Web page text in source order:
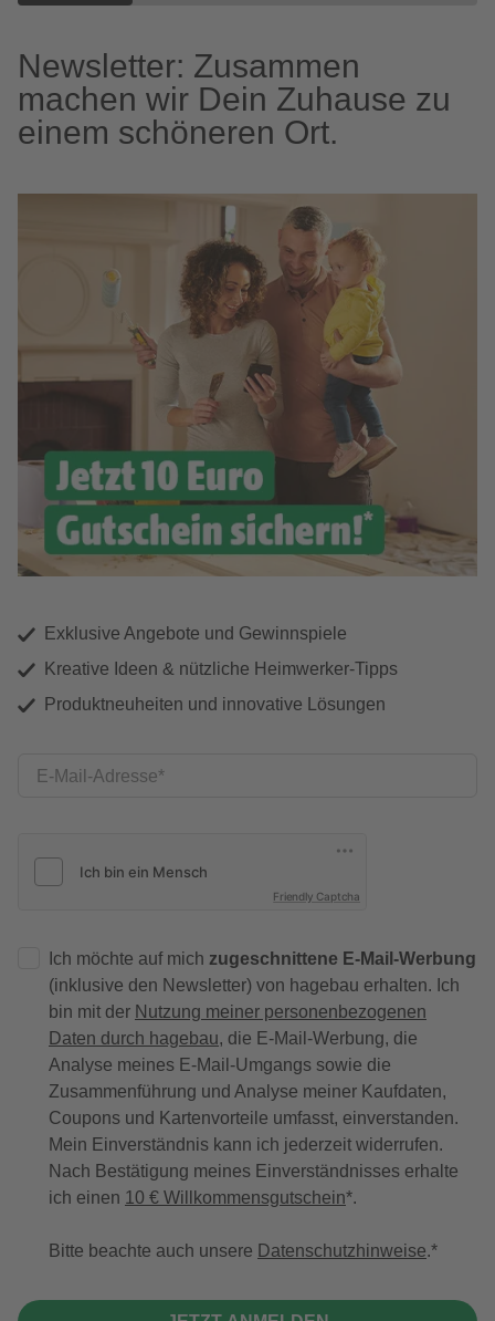
Newsletter: Zusammen
machen wir Dein Zuhause zu
einem schöneren Ort.
Exklusive Angebote und Gewinnspiele
Kreative Ideen & nützliche Heimwerker-Tipps
Produktneuheiten und innovative Lösungen
E-Mail-Adresse
Friendly Captcha
Ich möchte auf mich zugeschnittene E-Mail-Werbung
(inklusive den Newsletter) von hagebau erhalten. Ich
bin mit der Nutzung meiner personenbezogenen
Daten durch hagebau, die E-Mail-Werbung, die
Analyse meines E-Mail-Umgangs sowie die
Zusammenführung und Analyse meiner Kaufdaten,
Coupons und Kartenvorteile umfasst, einverstanden.
Mein Einverständnis kann ich jederzeit widerrufen.
Nach Bestätigung meines Einverständnisses erhalte
ich einen 10 € Willkommensgutschein*.
Bitte beachte auch unsere Datenschutzhinweise.